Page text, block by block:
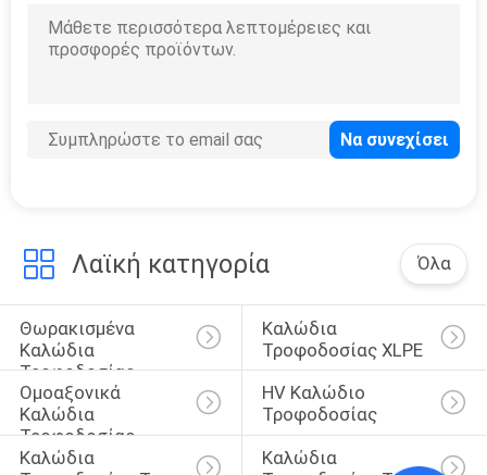
ΖΗΤΉΣΤΕ
ΈΝΑ
ΑΠΌΣΠΑΣΜΑ
SITEMAP
Λαϊκή κατηγορία Όλα
Θωρακισμένα
Καλώδια
Τροφοδοσίας
Καλώδια
Τροφοδοσίας XLPE
Ομοαξονικά
Καλώδια
Τροφοδοσίας
HV Καλώδιο
Τροφοδοσίας
Καλώδια
Καλώδια